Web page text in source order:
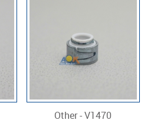
Other - V1470